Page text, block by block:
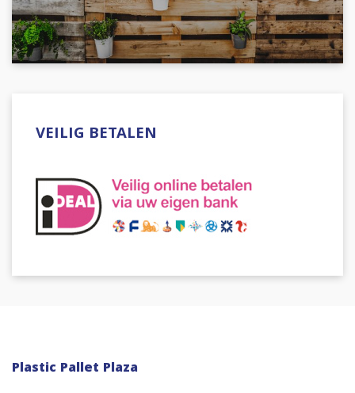
VEILIG BETALEN
Plastic Pallet Plaza